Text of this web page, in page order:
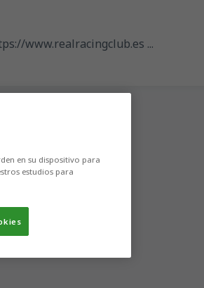
www.realracingclub.es ...
en su dispositivo para
estudios para